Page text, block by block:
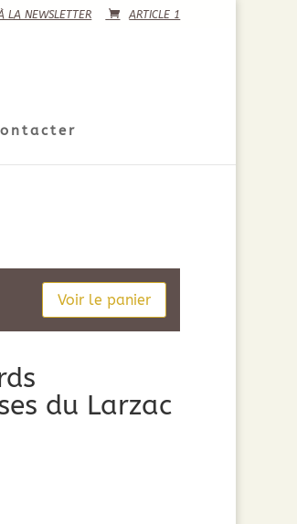
LA NEWSLETTER ARTICLE 1
Voir le panier
du Larzac